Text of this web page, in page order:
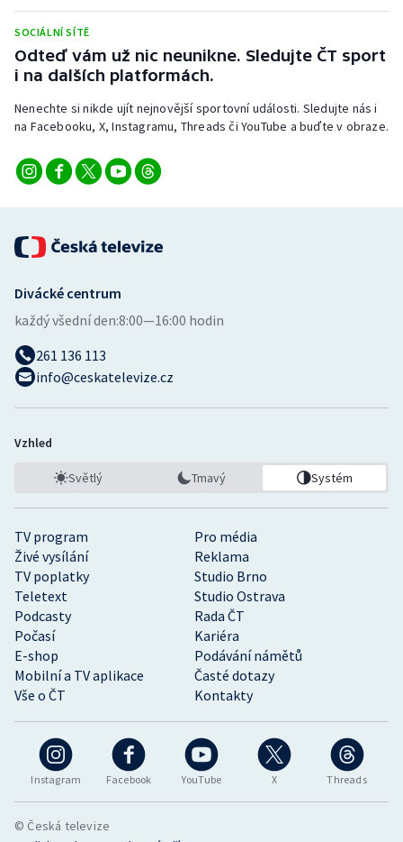
SOCIÁLNÍ SÍTĚ
Odteď vám už nic neunikne. Sledujte ČT sport
i na dalších platformách.
Nenechte si nikde ujít nejnovější sportovní události. Sledujte nás i
na Facebooku, X, Instagramu, Threads či YouTube a buďte v obraze.
Instagram Facebook YouTube X Threads
TV program
Pro média
Živé vysílání
Reklama
TV poplatky
Studio Brno
Teletext
Studio Ostrava
Podcasty
Rada ČT
Počasí
Kariéra
E-shop
Podávání námětů
Mobilní a TV aplikace
Časté dotazy
Vše o ČT
Kontakty
Divácké centrum
každý všední den:8:00—16:00 hodin
261 136 113
info@ceskatelevize.cz
Vzhled
Světlý Tmavý Systém
© Česká televize